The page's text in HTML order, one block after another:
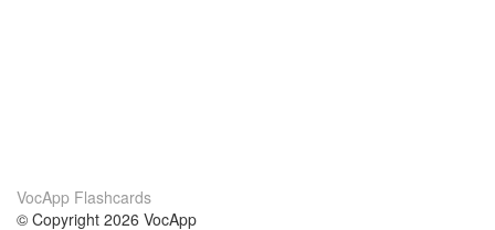
VocApp Flashcards
© Copyright 2026 VocApp